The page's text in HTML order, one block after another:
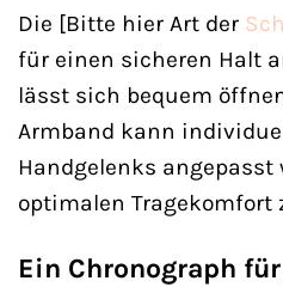
Die [Bitte hier Art der
für einen sicheren Halt
lässt sich bequem
Armband kann
Handgelenks angepasst
optimalen Tragekomfort
Ein Chronograph